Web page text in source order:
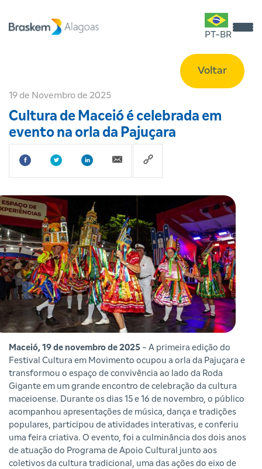
PT-BR
Voltar
19 de Novembro de 2025
Cultura de Maceió é celebrada em
evento na orla da Pajuçara
Maceió, 19 de novembro de 2025 - A primeira edição do
Festival Cultura em Movimento ocupou a orla da Pajuçara e
transformou o espaço de convivência ao lado da Roda
Gigante em um grande encontro de celebração da cultura
maceioense. Durante os dias 15 e 16 de novembro, o público
acompanhou apresentações de música, dança e tradições
populares, participou de atividades interativas, e conferiu
uma feira criativa. O evento, foi a culminância dos dois anos
de atuação do Programa de Apoio Cultural junto aos
coletivos da cultura tradicional, uma das ações do eixo de